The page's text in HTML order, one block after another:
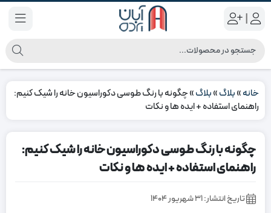
|
خانه»بلاگ»بلاگ»چگونه با رنگ طوسی دکوراسیون خانه را شیک کنیم:
راهنمای استفاده + ایده ها و نکات
چگونه با رنگ طوسی دکوراسیون خانه را شیک کنیم:
راهنمای استفاده + ایده ها و نکات
تاریخ انتشار:۳۱ شهریور ۱۴۰۴